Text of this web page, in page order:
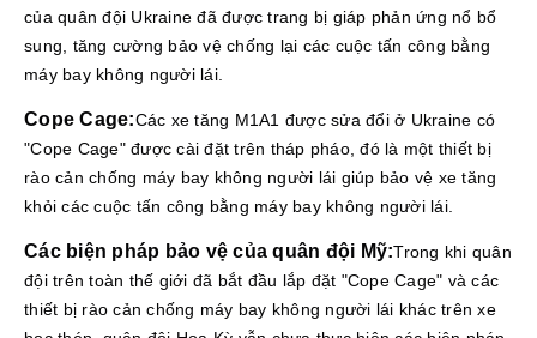
của quân đội Ukraine đã được trang bị giáp phản ứng nổ bổ
sung, tăng cường bảo vệ chống lại các cuộc tấn công bằng
máy bay không người lái.
Cope Cage:Các xe tăng M1A1 được sửa đổi ở Ukraine có
"Cope Cage" được cài đặt trên tháp pháo, đó là một thiết bị
rào cản chống máy bay không người lái giúp bảo vệ xe tăng
khỏi các cuộc tấn công bằng máy bay không người lái.
Các biện pháp bảo vệ của quân đội Mỹ:Trong khi quân
đội trên toàn thế giới đã bắt đầu lắp đặt "Cope Cage" và các
thiết bị rào cản chống máy bay không người lái khác trên xe